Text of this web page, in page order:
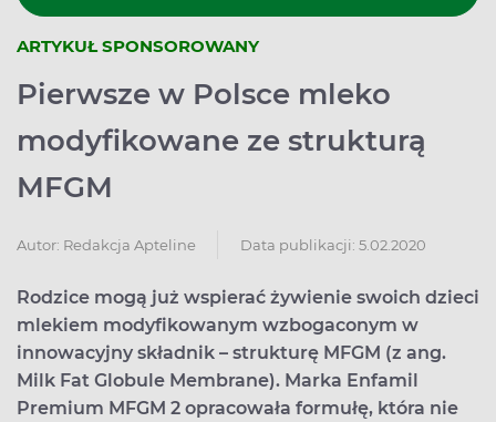
ARTYKUŁ SPONSOROWANY
Pierwsze w Polsce mleko
modyfikowane ze strukturą
MFGM
Autor: Redakcja Apteline Data publikacji: 5.02.2020
Rodzice mogą już wspierać żywienie swoich dzieci
mlekiem modyfikowanym wzbogaconym w
innowacyjny składnik – strukturę MFGM (z ang.
Milk Fat Globule Membrane). Marka Enfamil
Premium MFGM 2 opracowała formułę, która nie